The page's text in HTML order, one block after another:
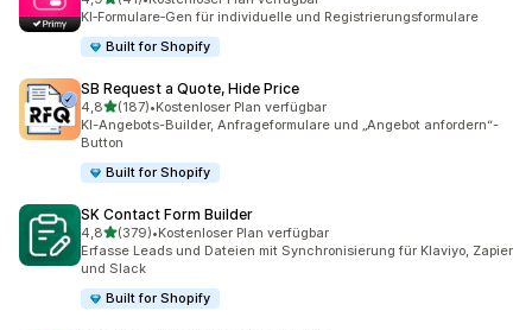
41 Rezensionen insgesamt
KI‑Formulare‑Gen für individuelle und Registrierungsformulare
Built for Shopify
SB Request a Quote, Hide Price
4,8von 5 Sternen
(187)
187 Rezensionen insgesamt
•Kostenloser Plan verfügbar
KI-Angebots-Builder, Anfrageformulare und „Angebot anfordern“-
Button
Built for Shopify
SK Contact Form Builder
4,8von 5 Sternen
(379)
379 Rezensionen insgesamt
•Kostenloser Plan verfügbar
Erfasse Leads und Dateien mit Synchronisierung für Klaviyo, Zapier
und Slack
Built for Shopify